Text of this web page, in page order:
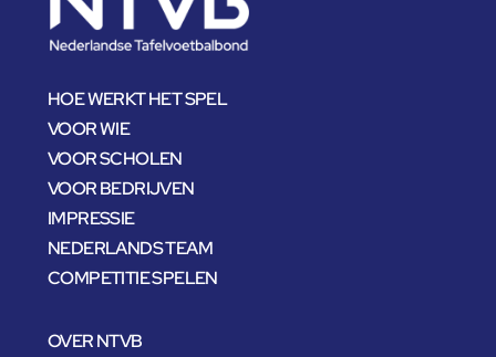
HOE WERKT HET SPEL
VOOR WIE
VOOR SCHOLEN
VOOR BEDRIJVEN
IMPRESSIE
NEDERLANDS TEAM
COMPETITIE SPELEN
OVER NTVB